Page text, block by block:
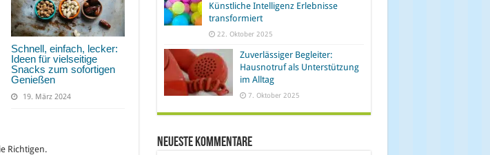
Schnell, einfach, lecker:
Ideen für vielseitige
Snacks zum sofortigen
Genießen
19. März 2024
Richtigen.
Künstliche Intelligenz Erlebnisse
transformiert
22. Oktober 2025
Zuverlässiger Begleiter:
Hausnotruf als Unterstützung
im Alltag
7. Oktober 2025
Neueste Kommentare